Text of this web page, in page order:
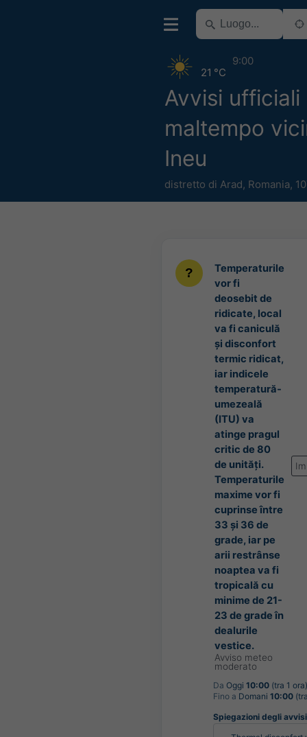
Avvisi ufficiali
maltempo
Ineu
distretto di Arad, Romania,
21 °C
9:00
Temperaturile
vor fi
deosebit de
ridicate, local
va fi caniculă
și disconfort
termic ridicat,
iar indicele
temperatură-
umezeală
(ITU) va
atinge pragul
critic de 80
de unități.
Temperaturile
maxime vor fi
cuprinse între
33 și 36 de
grade, iar pe
arii restrânse
noaptea va fi
tropicală cu
minime de 21-
23 de grade în
dealurile
vestice.
Avviso meteo
moderato
Da Oggi 10:00 (tra 1 ora)
Fino a Domani 10:00
Spiegazioni degli